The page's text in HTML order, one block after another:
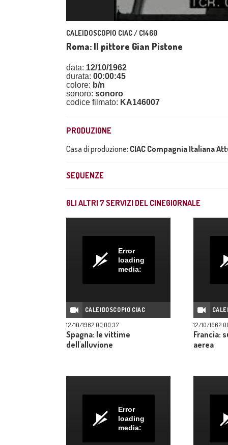
CALEIDOSCOPIO CIAC / C1460
Roma: Il pittore Gian Pistone
data: 12/10/1962
durata: 00:00:45
colore: b/n
sonoro: sonoro
codice filmato: KA146007
PRODUZIONE
Casa di produzione: CIAC Compagnia Italiana
SEQUENZE
GLI ALTRI 7 SERVIZI DEL CINEGIORNALE
Error
loading
media:
CALEIDOSCOPIO CIAC
12/10/1962 00:00:37
Spagna: le vittime
dell'alluvione
12/10/1962
Francia:
aerea
Error
loading
media: